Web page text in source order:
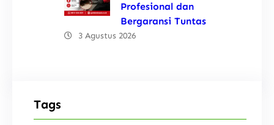
Profesional dan
Bergaransi Tuntas
3 Agustus 2026
Tags